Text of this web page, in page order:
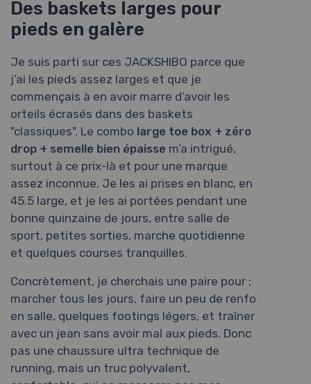
Des baskets larges pour
pieds en galère
Je suis parti sur ces JACKSHIBO parce que
j’ai les pieds assez larges et que je
commençais à en avoir marre d’avoir les
orteils écrasés dans des baskets
"classiques". Le combo large toe box + zéro
drop + semelle bien épaisse m’a intrigué,
surtout à ce prix-là et pour une marque
assez inconnue. Je les ai prises en blanc, en
45.5 large, et je les ai portées pendant une
bonne quinzaine de jours, entre salle de
sport, petites sorties, marche quotidienne
et quelques courses tranquilles.
Concrètement, je cherchais une paire pour :
marcher tous les jours, faire un peu de renfo
en salle, quelques footings légers, et traîner
avec un jean sans avoir mal aux pieds. Donc
pas une chaussure ultra technique de
running, mais un truc polyvalent,